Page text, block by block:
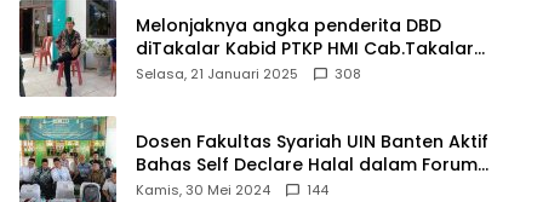
Melonjaknya angka penderita DBD
diTakalar Kabid PTKP HMI Cab.Takalar
angkat bicara
Selasa, 21 Januari 2025 308
Dosen Fakultas Syariah UIN Banten Aktif
Bahas Self Declare Halal dalam Forum
Ijtima Ulama MUI
Kamis, 30 Mei 2024 144